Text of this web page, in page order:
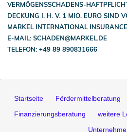
VERMÖGENSSCHADENS-
DECKUNG I. H. V. 1 MIO. EURO SIND
MARKEL INTERNATIONAL
E-MAIL: SCHADEN@MARKEL.DE
TELEFON: +49 89 890831666
Startseite Fördermittelberatung
Finanzierungsberatung
weitere